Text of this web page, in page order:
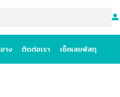
าง ติดต่อเรา เช็คเลขพัสดุ